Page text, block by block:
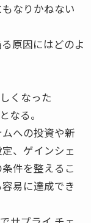
なりかねない
原因にはどのよ
くなった
る。
への投資や新
、ゲインシェ
件を整えるこ
易に達成でき